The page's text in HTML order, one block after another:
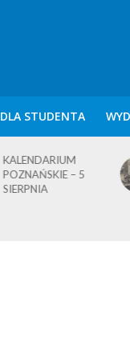
DLA STUDENTA
KALENDARIUM
POZNAŃSKIE – 5
SIERPNIA